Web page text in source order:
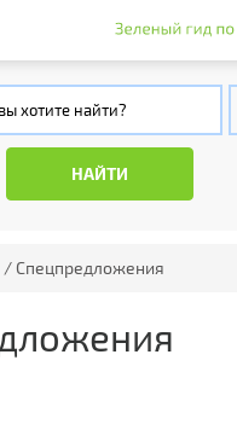
/ Спецпредложения